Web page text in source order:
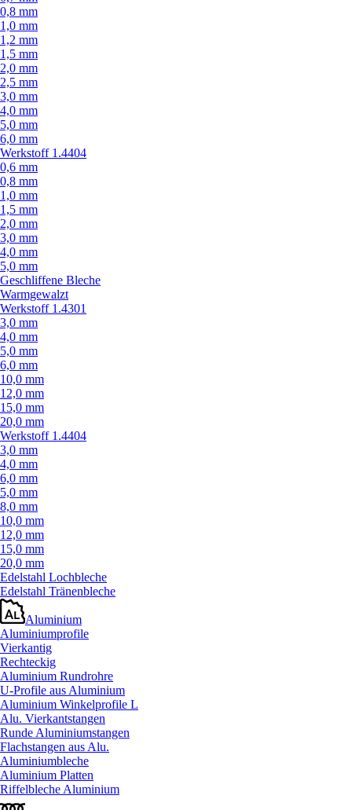
0,8 mm
1,0 mm
1,2 mm
1,5 mm
2,0 mm
2,5 mm
3,0 mm
4,0 mm
5,0 mm
6,0 mm
Werkstoff 1.4404
0,6 mm
0,8 mm
1,0 mm
1,5 mm
2,0 mm
3,0 mm
4,0 mm
5,0 mm
Geschliffene Bleche
Warmgewalzt
Werkstoff 1.4301
3,0 mm
4,0 mm
5,0 mm
6,0 mm
10,0 mm
12,0 mm
15,0 mm
20,0 mm
Werkstoff 1.4404
3,0 mm
4,0 mm
6,0 mm
5,0 mm
8,0 mm
10,0 mm
12,0 mm
15,0 mm
20,0 mm
Edelstahl Lochbleche
Edelstahl Tränenbleche
Aluminium
Aluminiumprofile
Vierkantig
Rechteckig
Aluminium Rundrohre
U-Profile aus Aluminium
Aluminium Winkelprofile L
Alu. Vierkantstangen
Runde Aluminiumstangen
Flachstangen aus Alu.
Aluminiumbleche
Aluminium Platten
Riffelbleche Aluminium